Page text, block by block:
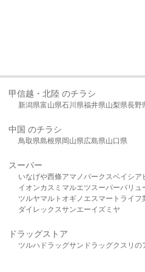
甲信越・北陸 のチラシ
新潟県富山県石川県福井県山梨県長野
中国 のチラシ
鳥取県島根県岡山県広島県山口県
スーパー
いなげや西條アマノパークスベイシア
イオンカスミ マルエツスーパーバリュ
ツルヤマルト オギノ エスマート ライフ
ダイレックスサンエーイズミヤ
ドラッグストア
ツルハドラッグサンドラッグクスリの